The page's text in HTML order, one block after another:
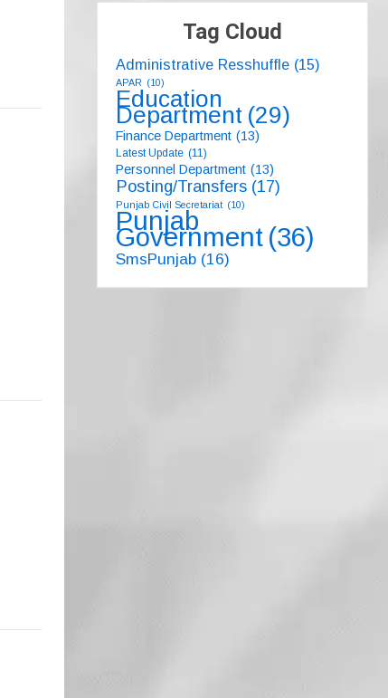
Tag Cloud
Administrative Resshuffle (15)
APAR (10)
Education
Department (29)
Finance Department (13)
Latest Update (11)
Personnel Department (13)
Posting/Transfers (17)
Punjab Civil Secretariat (10)
Punjab
Government (36)
SmsPunjab (16)